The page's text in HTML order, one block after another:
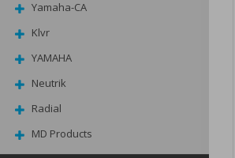
Yamaha-CA
Klvr
YAMAHA
Neutrik
Radial
MD Products